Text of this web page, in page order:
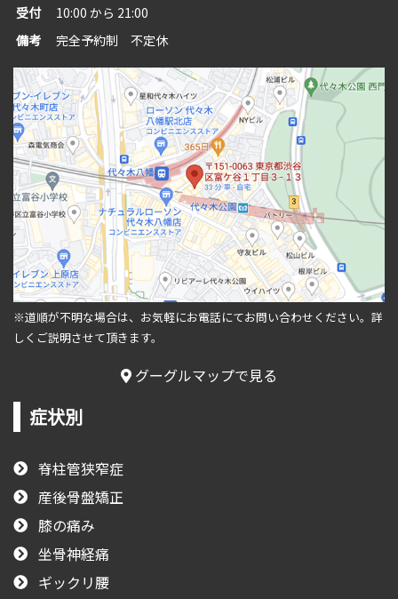
受付
10:00 から 21:00
備考
完全予約制 不定休
※道順が不明な場合は、お気軽にお電話にてお問い合わせください。 詳
しくご説明させて頂きます。
グーグルマップで見る
症状別
脊柱管狭窄症
産後骨盤矯正
膝の痛み
坐骨神経痛
ギックリ腰